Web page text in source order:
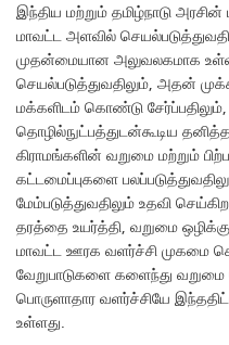
இந்திய மற்றும் தமிழ்நாடு
மாவட்ட அளவில்
முதன்மையான அலுவலகமாக
செயல்படுத்துவதிலும், அதன்
மக்களிடம் கொண்டு
தொழில்நுட்பத்துடன்கூடிய
கிராமங்களின் வறுமை மற்றும்
கட்டமைப்புகளை
மேம்படுத்துவதிலும் உதவி
தரத்தை உயர்த்தி, வறுமை
மாவட்ட ஊரக வளர்ச்சி முகமை
வேறுபாடுகளை களைந்து
பொருளாதார வளர்ச்சியே
உள்ளது.